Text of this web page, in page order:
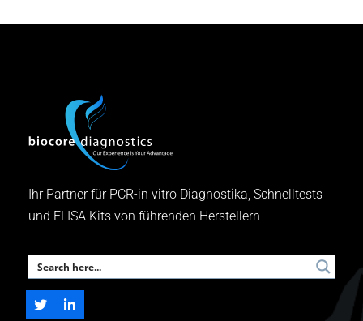
Ihr Partner für PCR-in vitro Diagnostika, Schnelltests
und ELISA Kits von führenden Herstellern